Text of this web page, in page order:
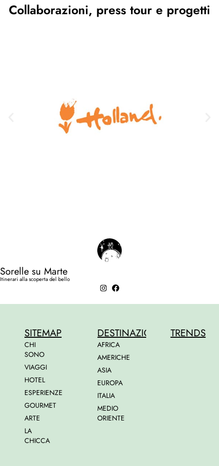
Collaborazioni, press tour e progetti
Sorelle su Marte
Itinerari alla scoperta del bello
SITEMAP
CHI
SONO
VIAGGI
HOTEL
ESPERIENZE
GOURMET
ARTE
LA
CHICCA
DESTINAZIONI
AFRICA
AMERICHE
ASIA
EUROPA
ITALIA
MEDIO
ORIENTE
TRENDS